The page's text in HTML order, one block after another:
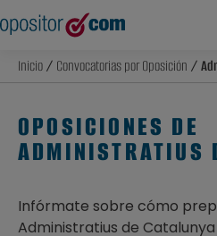
Inicio/ Convocatorias por Oposición /
OPOSICIONES DE
ADMINISTRATIUS
Infórmate sobre cómo
Administratius de